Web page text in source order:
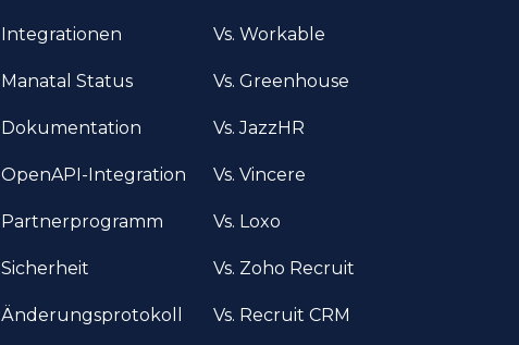
Integrationen
Manatal Status
Dokumentation
OpenAPI-Integration
Partnerprogramm
Sicherheit
Änderungsprotokoll
Vs. Workable
Vs. Greenhouse
Vs. JazzHR
Vs. Vincere
Vs. Loxo
Vs. Zoho Recruit
Vs. Recruit CRM